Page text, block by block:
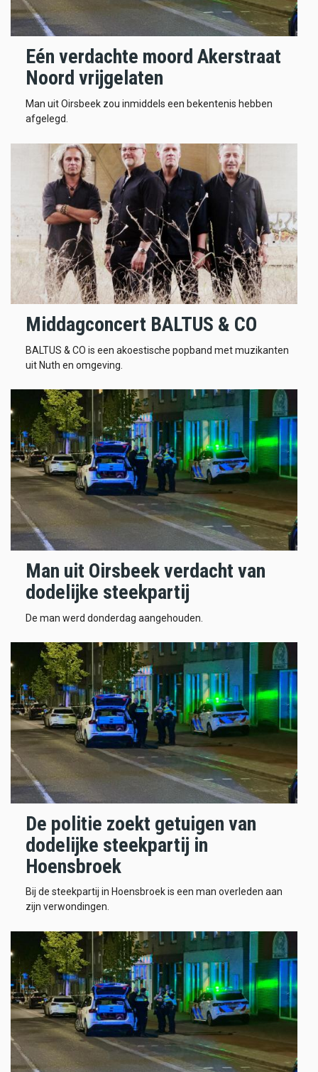
Eén verdachte moord Akerstraat
Noord vrijgelaten
Man uit Oirsbeek zou inmiddels een bekentenis hebben
afgelegd.
Middagconcert BALTUS & CO
BALTUS & CO is een akoestische popband met muzikanten
uit Nuth en omgeving.
Man uit Oirsbeek verdacht van
dodelijke steekpartij
De man werd donderdag aangehouden.
De politie zoekt getuigen van
dodelijke steekpartij in
Hoensbroek
Bij de steekpartij in Hoensbroek is een man overleden aan
zijn verwondingen.